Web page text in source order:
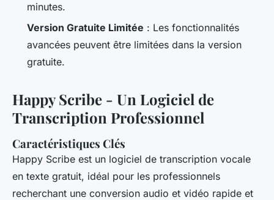
minutes.
Version Gratuite Limitée : Les fonctionnalités
avancées peuvent être limitées dans la version
gratuite.
Happy Scribe - Un Logiciel de
Transcription Professionnel
Caractéristiques Clés
Happy Scribe est un logiciel de transcription vocale
en texte gratuit, idéal pour les professionnels
recherchant une conversion audio et vidéo rapide et